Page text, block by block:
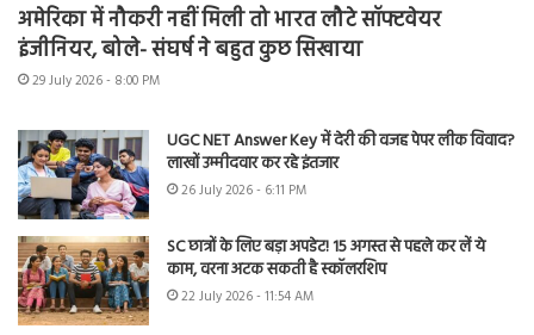
अमेरिका में नौकरी नहीं मिली तो भारत लौटे सॉफ्टवेयर
इंजीनियर, बोले- संघर्ष ने बहुत कुछ सिखाया
29 July 2026 - 8:00 PM
UGC NET Answer Key में देरी की वजह पेपर लीक विवाद?
लाखों उम्मीदवार कर रहे इंतजार
26 July 2026 - 6:11 PM
SC छात्रों के लिए बड़ा अपडेट! 15 अगस्त से पहले कर लें ये
काम, वरना अटक सकती है स्कॉलरशिप
22 July 2026 - 11:54 AM